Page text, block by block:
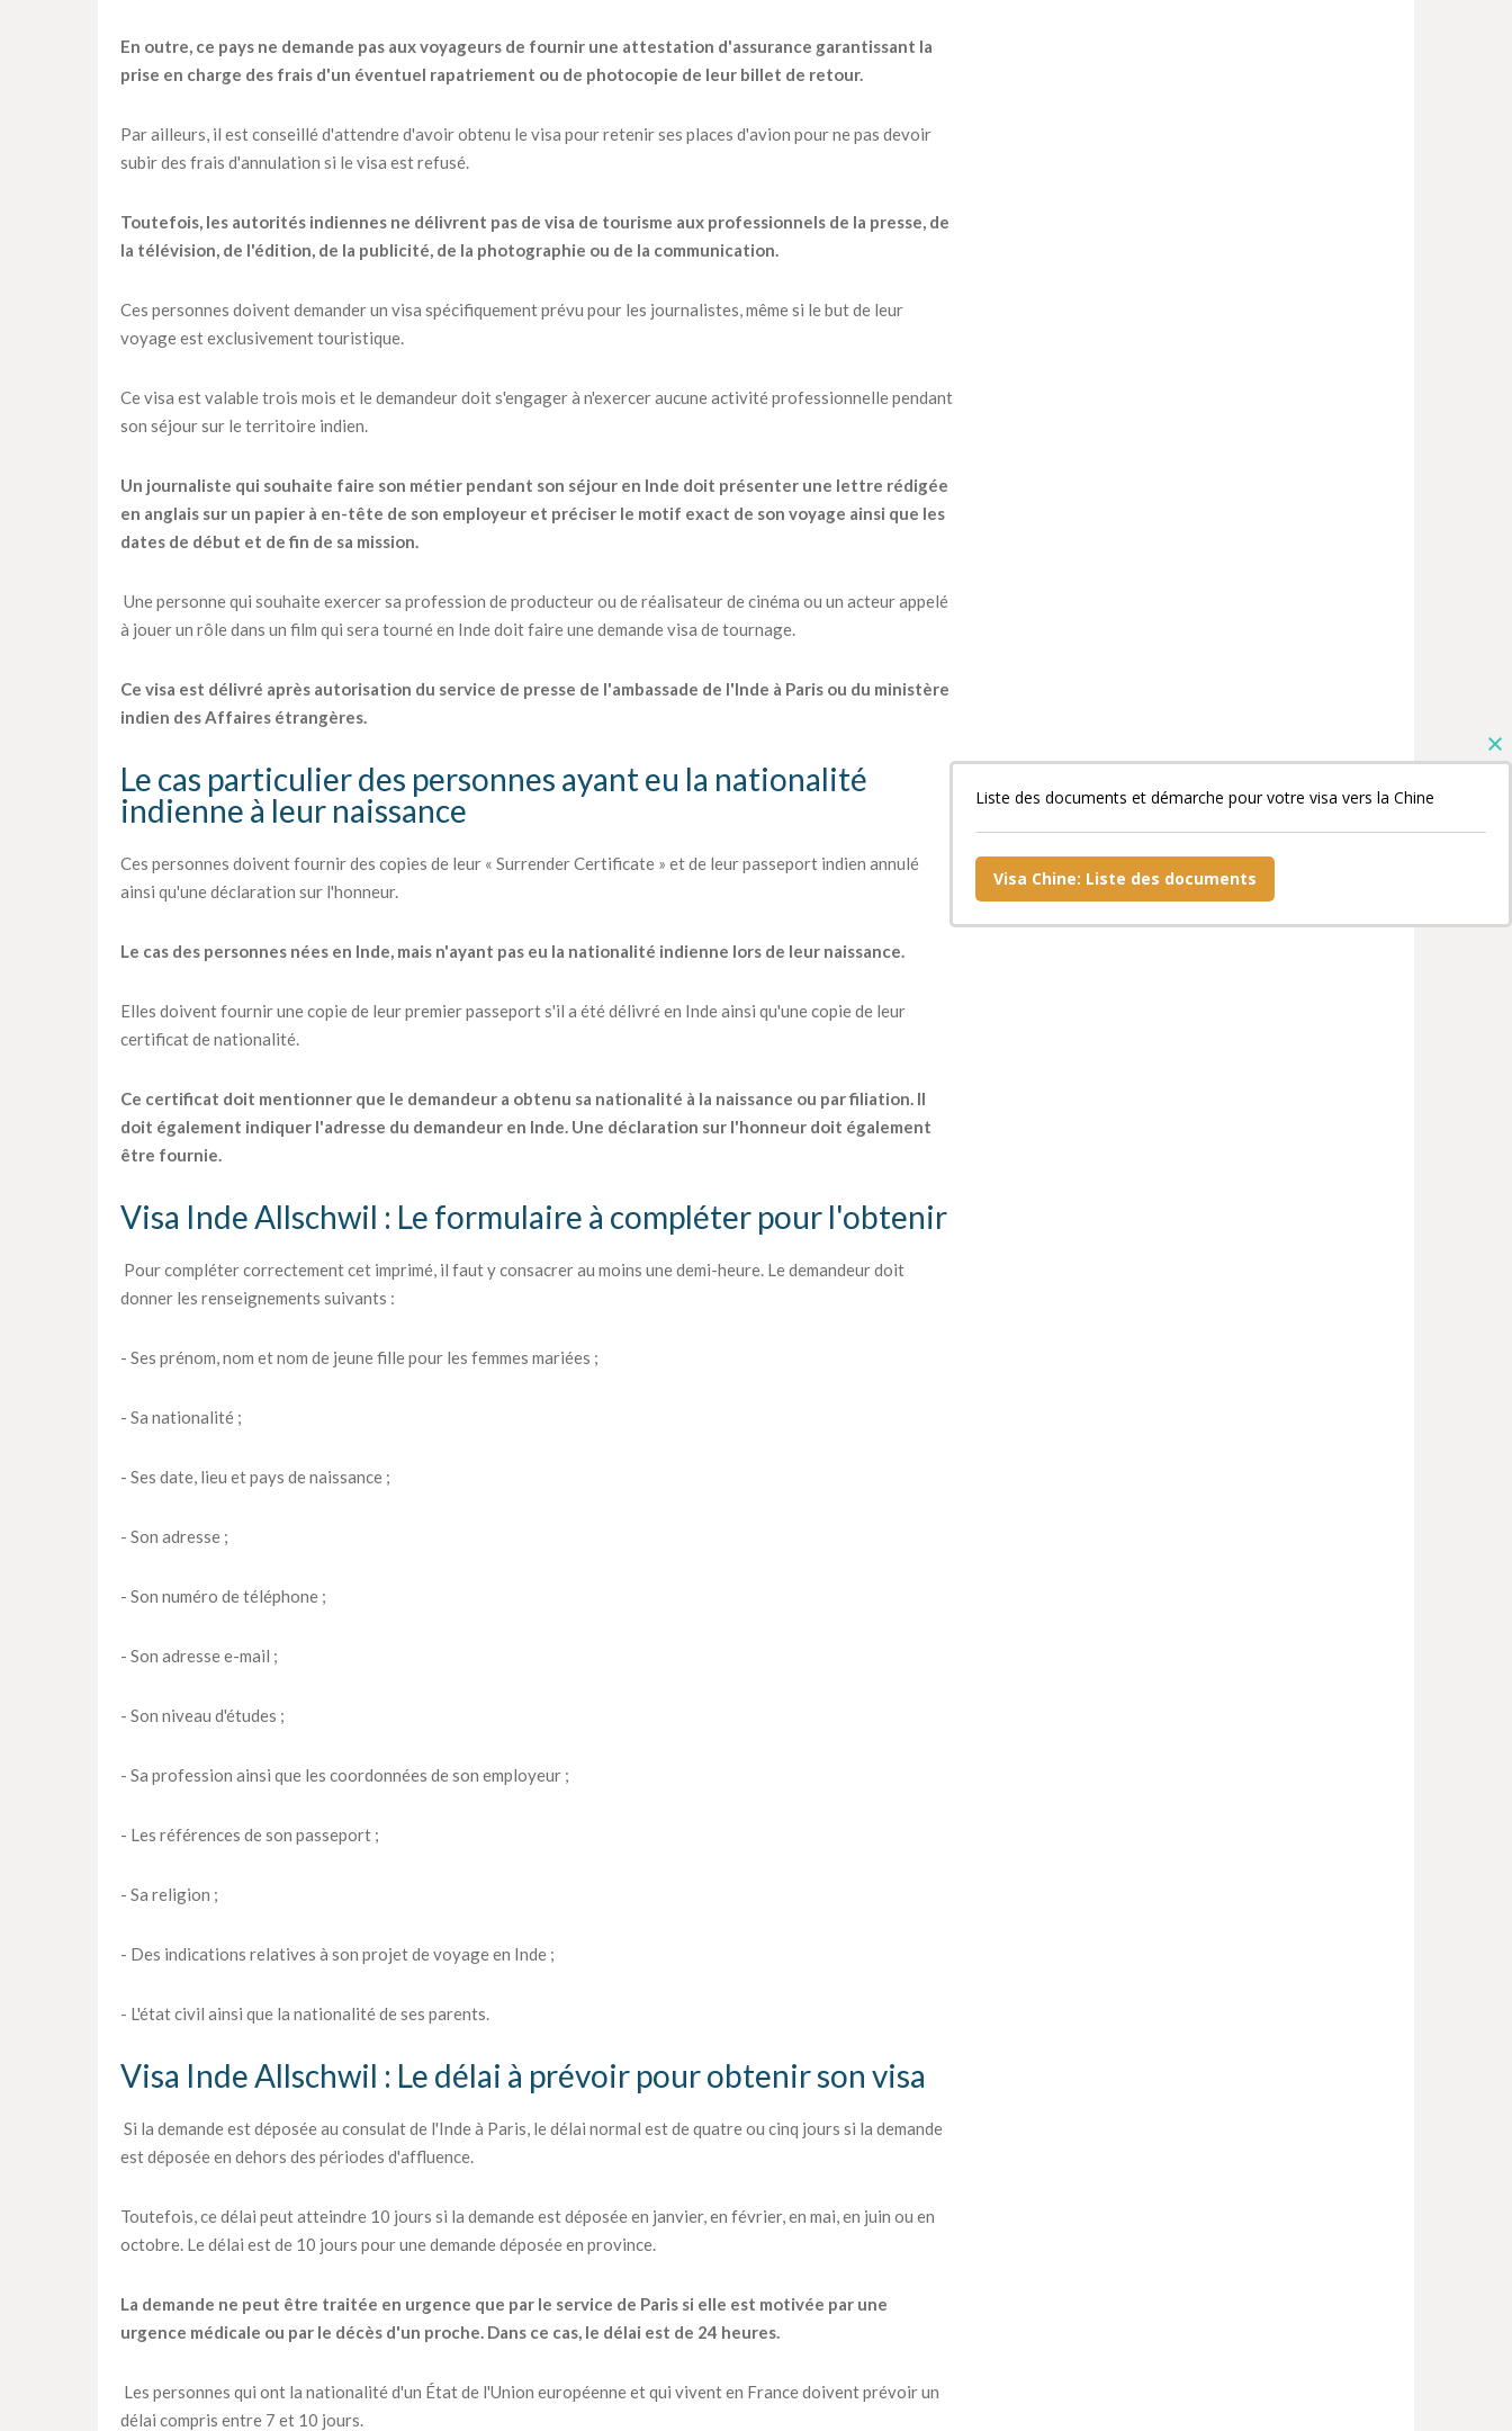
En outre, ce pays ne demande pas aux voyageurs de fournir une attestation d'assurance garantissant la
prise en charge des frais d'un éventuel rapatriement ou de photocopie de leur billet de retour.
Par ailleurs, il est conseillé d'attendre d'avoir obtenu le visa pour retenir ses places d'avion pour ne pas devoir
subir des frais d'annulation si le visa est refusé.
Toutefois, les autorités indiennes ne délivrent pas de visa de tourisme aux professionnels de la presse, de
la télévision, de l'édition, de la publicité, de la photographie ou de la communication.
Ces personnes doivent demander un visa spécifiquement prévu pour les journalistes, même si le but de leur
voyage est exclusivement touristique.
Ce visa est valable trois mois et le demandeur doit s'engager à n'exercer aucune activité professionnelle pendant
son séjour sur le territoire indien.
Un journaliste qui souhaite faire son métier pendant son séjour en Inde doit présenter une lettre rédigée
en anglais sur un papier à en-tête de son employeur et préciser le motif exact de son voyage ainsi que les
dates de début et de fin de sa mission.
Une personne qui souhaite exercer sa profession de producteur ou de réalisateur de cinéma ou un acteur appelé
à jouer un rôle dans un film qui sera tourné en Inde doit faire une demande visa de tournage.
Ce visa est délivré après autorisation du service de presse de l'ambassade de l'Inde à Paris ou du ministère
indien des Affaires étrangères.
Le cas particulier des personnes ayant eu la nationalité
indienne à leur naissance
Ces personnes doivent fournir des copies de leur « Surrender Certificate » et de leur passeport indien annulé
ainsi qu'une déclaration sur l'honneur.
Le cas des personnes nées en Inde, mais n'ayant pas eu la nationalité indienne lors de leur naissance.
Elles doivent fournir une copie de leur premier passeport s'il a été délivré en Inde ainsi qu'une copie de leur
certificat de nationalité.
Ce certificat doit mentionner que le demandeur a obtenu sa nationalité à la naissance ou par filiation. Il
doit également indiquer l'adresse du demandeur en Inde. Une déclaration sur l'honneur doit également
être fournie.
Visa Inde Allschwil : Le formulaire à compléter pour l'obtenir
Pour compléter correctement cet imprimé, il faut y consacrer au moins une demi-heure. Le demandeur doit
donner les renseignements suivants :
- Ses prénom, nom et nom de jeune fille pour les femmes mariées ;
- Sa nationalité ;
- Ses date, lieu et pays de naissance ;
- Son adresse ;
- Son numéro de téléphone ;
- Son adresse e-mail ;
- Son niveau d'études ;
- Sa profession ainsi que les coordonnées de son employeur ;
- Les références de son passeport ;
- Sa religion ;
- Des indications relatives à son projet de voyage en Inde ;
- L'état civil ainsi que la nationalité de ses parents.
Visa Inde Allschwil : Le délai à prévoir pour obtenir son visa
Si la demande est déposée au consulat de l'Inde à Paris, le délai normal est de quatre ou cinq jours si la demande
est déposée en dehors des périodes d'affluence.
Toutefois, ce délai peut atteindre 10 jours si la demande est déposée en janvier, en février, en mai, en juin ou en
octobre. Le délai est de 10 jours pour une demande déposée en province.
La demande ne peut être traitée en urgence que par le service de Paris si elle est motivée par une
urgence médicale ou par le décès d'un proche. Dans ce cas, le délai est de 24 heures.
Les personnes qui ont la nationalité d'un État de l'Union européenne et qui vivent en France doivent prévoir un
délai compris entre 7 et 10 jours.
Liste des documents et démarche pour votre visa vers la Chine
Visa Chine: Liste des documents